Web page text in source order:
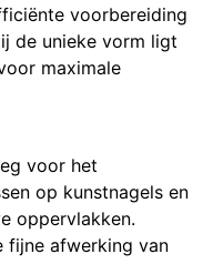
voorbereiding
de unieke vorm ligt
maximale
voor het
op kunstnagels en
oppervlakken.
fijne afwerking van